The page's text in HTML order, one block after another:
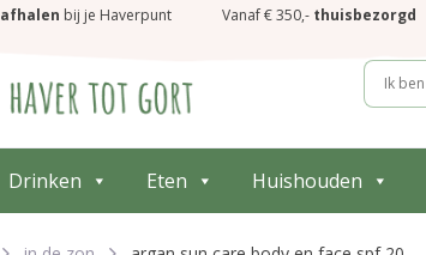
afhalen bij je Haverpunt Vanaf € 350,- thuisbezorgd
Drinken Eten Huishouden